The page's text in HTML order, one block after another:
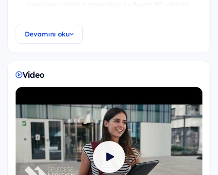
olanak tanıyarak toplumsal cinsiyet eşitliğini
destekleyen “Geleceğe İlerleyen Kadınlar”
genç kadının bireysel ve mesleki gelişim
birliği ile hayata geçirilen ve teknoloji, inovasyon
ve liderlik ekseninde şekillenen programın
başvuruları 7 Eylül 2025 tarihine kadar devam
edecek.
Devamını oku
Video